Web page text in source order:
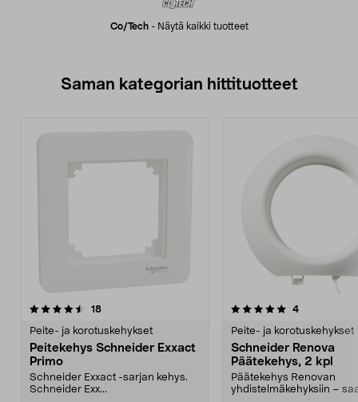
Co/tech- Näytä kaikki tuotteet
Saman kategorian hittituotteet
18arvostelut
Peite- ja korotuskehykset
Peitekehys Schneider Exxact
Primo
Schneider Exxact -sarjan kehys.
Schneider Exx...
5.0 viidestä
4arvostelut
Peite- ja korotuskehykset
Schneider Renova
Päätekehys, 2 kpl
Päätekehys Renovan
yhdistelmäkehyksiin –
4.5 viidestä